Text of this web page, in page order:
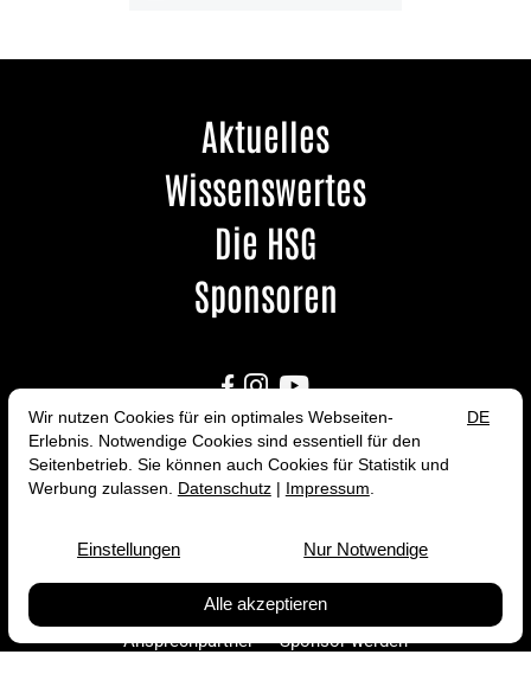
Aktuelles
Wissenswertes
Die HSG
Sponsoren
  
HSG Kastellaun/Simmern
Danziger Straße 4
06762 / 407129
Ansprechpartner
Sponsor werden